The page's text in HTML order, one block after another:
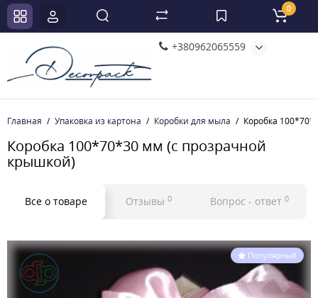
+380962065559
0
Главная Упаковка из картона Коробки для мыла Коробка
Коробка 100*70*30 мм (с прозрачной
крышкой)
Все о товаре Отзывы 0 Вопрос - ответ 0
Популярный